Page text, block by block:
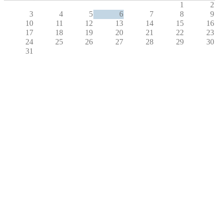
1
2
3
4 5 6 7 8
9
10
11 12 13 14 15
16
17
18 19 20 21 22
23
24
25 26 27 28 29
30
31